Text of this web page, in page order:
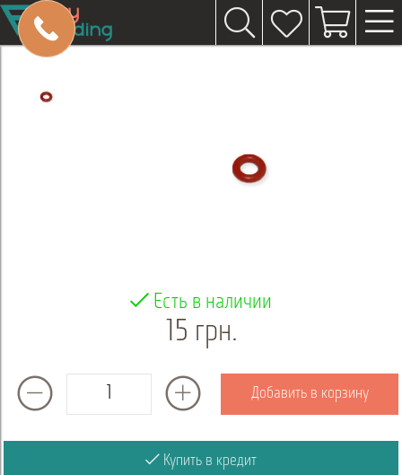
Есть в наличии
15 грн.
Добавить в корзину
Купить в кредит